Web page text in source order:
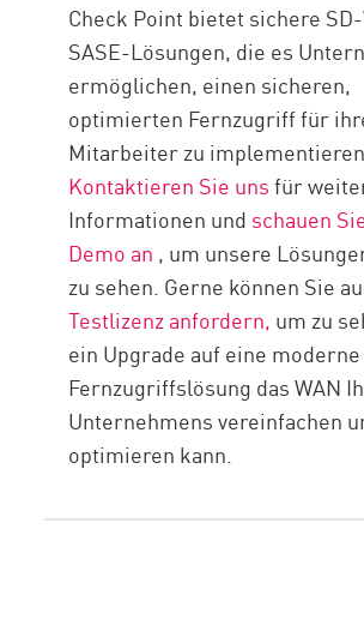
Check Point bietet sichere
SASE-Lösungen, die es
ermöglichen, einen sicheren,
optimierten Fernzugriff für
Mitarbeiter zu
Kontaktieren Sie unsfür
Informationen und schauen
Demo an , um unsere
zu sehen. Gerne können Sie
Testlizenz anfordern, um zu
ein Upgrade auf eine
Fernzugriffslösung das WAN
Unternehmens vereinfachen
optimieren kann.